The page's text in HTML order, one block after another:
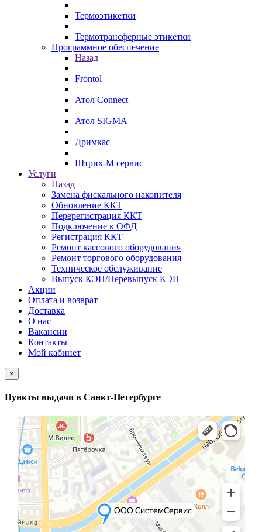
Термоэтикетки
Термотрансферные этикетки
Программное обеспечение
Назад
Frontol
Атол Connect
Атол SIGMA
Дримкас
Штрих-М сервис
Услуги
Назад
Замена фискального накопителя
Обновление ККТ
Перерегистрация ККТ
Подключение к ОФД
Регистрация ККТ
Ремонт кассового оборудования
Ремонт торгового оборудования
Техническое обслуживание
Выпуск КЭП/Перевыпуск КЭП
Акции
Оплата и возврат
Доставка
О нас
Вакансии
Контакты
Мой кабинет
×
Пункты выдачи в Санкт-Петербурге